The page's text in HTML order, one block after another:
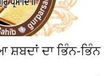
ਸ਼ਬਦਾਂ ਦਾ ਭਿੰਨ-ਭਿੰਨ